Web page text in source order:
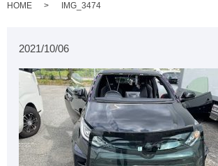
HOME IMG_3474
2021/10/06